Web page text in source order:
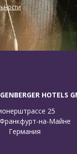
.
HOTELS
25
на-Майне
Германия